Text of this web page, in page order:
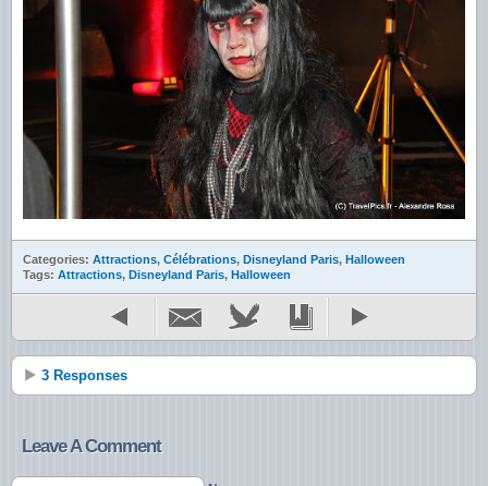
Categories: Attractions, Célébrations, Disneyland Paris, Halloween
Tags: Attractions, Disneyland Paris, Halloween
3 Responses
Leave A Comment